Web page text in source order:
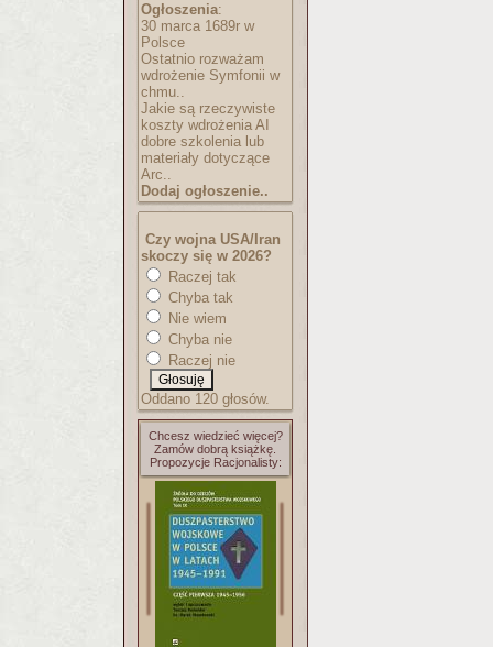
Ogłoszenia:
30 marca 1689r w
Polsce
Ostatnio rozważam
wdrożenie Symfonii w
chmu..
Jakie są rzeczywiste
koszty wdrożenia AI
dobre szkolenia lub
materiały dotyczące
Arc..
Dodaj ogłoszenie..
Czy wojna USA/Iran
skoczy się w 2026?
Raczej tak
Chyba tak
Nie wiem
Chyba nie
Raczej nie
Oddano 120 głosów.
Chcesz wiedzieć więcej?
Zamów dobrą książkę.
Propozycje Racjonalisty: